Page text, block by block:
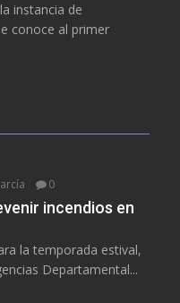
instancia de
conoce al primer
0
incendios en
la temporada estival,
Departamental...